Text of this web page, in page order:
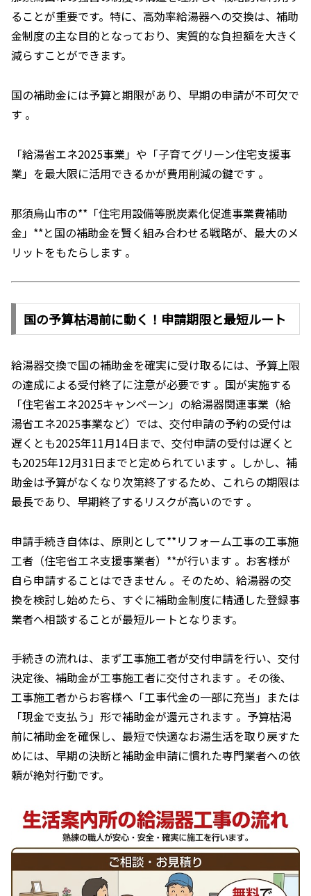
ることが重要です。特に、高効率給湯器への交換は、補助
金制度の主な目的となっており、実質的な負担額を大きく
減らすことができます。
国の補助金には予算と期限があり、早期の申請が不可欠で
す 。
「給湯省エネ2025事業」や「子育てグリーン住宅支援事
業」を最大限に活用できるかが費用削減の鍵です 。
那須烏山市の**「住宅用設備等脱炭素化促進事業費補助
金」**と国の補助金を賢く組み合わせる戦略が、最大のメ
リットをもたらします 。
国の予算枯渇前に動く！申請期限と最短ルート
給湯器交換で国の補助金を確実に受け取るには、予算上限
の達成による受付終了に注意が必要です 。国が実施する
「住宅省エネ2025キャンペーン」の給湯器関連事業（給
湯省エネ2025事業など）では、交付申請の予約の受付は
遅くとも2025年11月14日まで、交付申請の受付は遅くと
も2025年12月31日までと定められています 。しかし、補
助金は予算がなくなり次第終了するため、これらの期限は
最長であり、早期終了するリスクが高いのです 。
申請手続き自体は、原則として**リフォーム工事の工事施
工者（住宅省エネ支援事業者）**が行います 。お客様が
自ら申請することはできません 。そのため、給湯器の交
換を検討し始めたら、すぐに補助金制度に精通した登録事
業者へ相談することが最短ルートとなります。
手続きの流れは、まず工事施工者が交付申請を行い、交付
決定後、補助金が工事施工者に交付されます 。その後、
工事施工者からお客様へ「工事代金の一部に充当」または
「現金で支払う」形で補助金が還元されます 。予算枯渇
前に補助金を確保し、最短で快適なお湯生活を取り戻すた
めには、早期の決断と補助金申請に慣れた専門業者への依
頼が絶対行動です。